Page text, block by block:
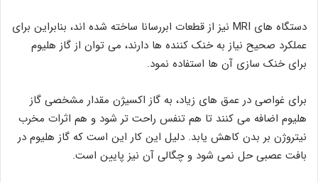
دستگاه های MRI نیز از قطعات ابررسانا ساخته شده اند، بنابراین برای
عملکرد صحیح نیاز به خنک کننده ها دارند، می توان از گاز هلیوم
برای خنک سازی آن ها استفاده نمود.
برای غواصی در عمق های زیاد، به گاز اکسیژن مقدار مشخصی گاز
هلیوم اضافه می کنند تا هم تنفس راحت تر شود و هم اثرات مخرب
نیتروژن بر بدن کاهش یابد. دلیل این کار این است که گاز هلیوم در
بافت عصبی حل نمی شود و چگالی آن نیز پایین است.